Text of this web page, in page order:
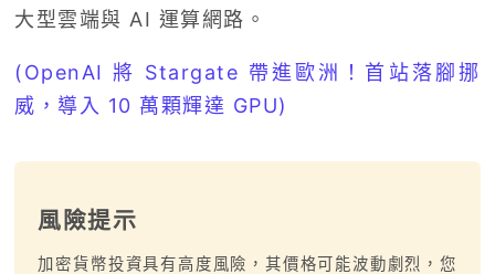
大型雲端與 AI 運算網路。
(OpenAI 將 Stargate 帶進歐洲！首站落腳挪
威，導入 10 萬顆輝達 GPU)
風險提示
加密貨幣投資具有高度風險，其價格可能波動劇烈，您